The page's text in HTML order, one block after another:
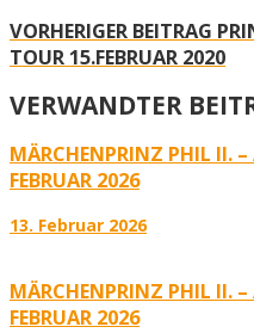
VORHERIGER BEITRAG
TOUR 15.FEBRUAR 2020
VERWANDTER
MÄRCHENPRINZ PHIL II.
FEBRUAR 2026
13. Februar 2026
MÄRCHENPRINZ PHIL II.
FEBRUAR 2026